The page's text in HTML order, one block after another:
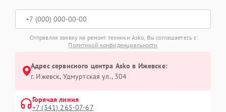
Отправляя заявку на ремонт техники Asko, Вы соглашаетесь с
Политикой конфиденциальности
Адрес сервисного центра Asko в Ижевске:
г. Ижевск, Удмуртская ул., 304
Горячая линия
+7 (341) 265-07-67